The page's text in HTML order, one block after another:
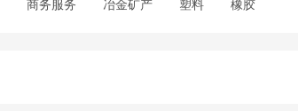
商务服务 冶金矿产 塑料
橡胶